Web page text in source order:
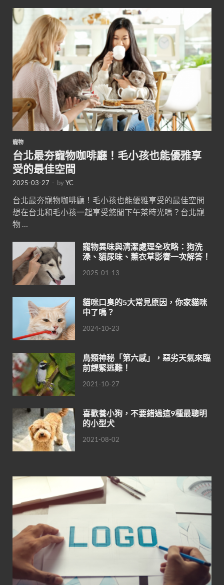
寵物
台北最夯寵物咖啡廳！毛小孩也能優雅享
受的最佳空間
2025-03-27 - byYC
台北最夯寵物咖啡廳！毛小孩也能優雅享受的最佳空間
想在台北和毛小孩一起享受悠閒下午茶時光嗎？台北寵
物 …
寵物異味與清潔處理全攻略：狗洗
澡、貓尿味、薰衣草影響一次解答！
2025-01-13
貓咪口臭的5大常見原因，你家貓咪
中了嗎？
2024-10-23
鳥類神秘「第六感」，惡劣天氣來臨
前趕緊逃難！
2021-10-27
喜歡養小狗，不要錯過這9種最聰明
的小型犬
2021-08-02